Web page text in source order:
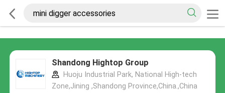
Shandong Hightop Group
Huoju Industrial Park, National High-tech
Zone,Jining ,Shandong Province,China.,China